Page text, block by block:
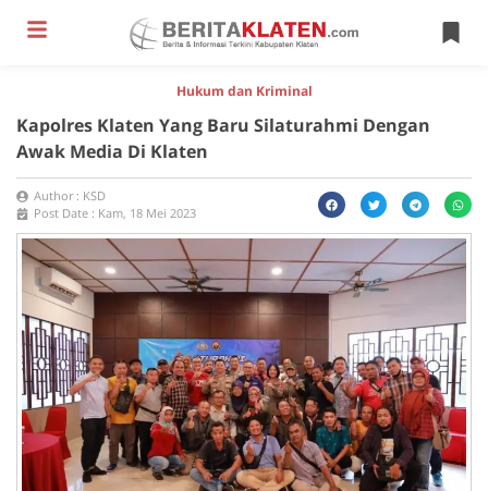
Hukum dan Kriminal
Kapolres Klaten Yang Baru Silaturahmi Dengan
Awak Media Di Klaten
Author : KSD
Post Date : Kam, 18 Mei 2023